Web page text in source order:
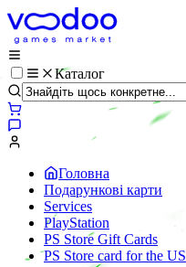
Каталог
Головна
Подарункові карти
Services
PlayStation
PS Store Gift Cards
PS Store card for the US